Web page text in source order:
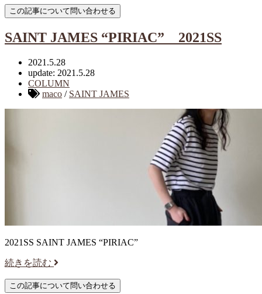
SAINT JAMES “PIRIAC” 2021SS
2021.5.28
update: 2021.5.28
COLUMN
maco / SAINT JAMES
2021SS SAINT JAMES “PIRIAC”
続きを読む